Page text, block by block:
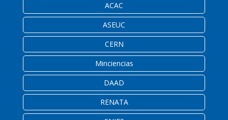
ACAC
ASEUC
CERN
Minciencias
DAAD
RENATA